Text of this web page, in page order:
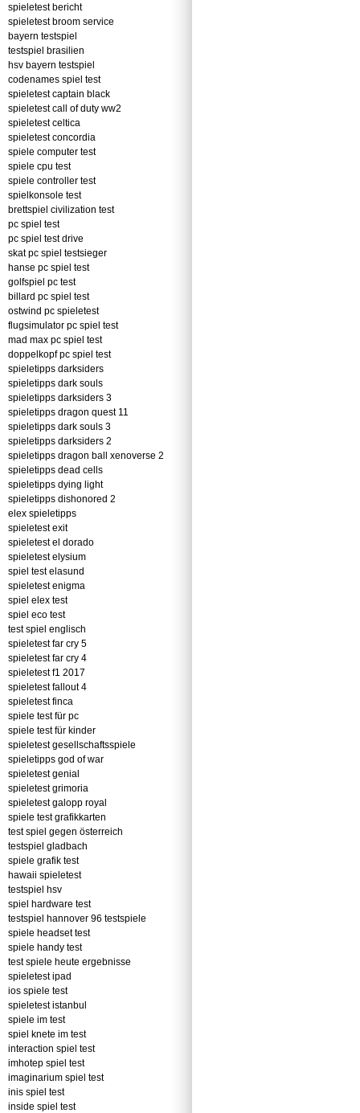
spieletest bericht
spieletest broom service
bayern testspiel
testspiel brasilien
hsv bayern testspiel
codenames spiel test
spieletest captain black
spieletest call of duty ww2
spieletest celtica
spieletest concordia
spiele computer test
spiele cpu test
spiele controller test
spielkonsole test
brettspiel civilization test
pc spiel test
pc spiel test drive
skat pc spiel testsieger
hanse pc spiel test
golfspiel pc test
billard pc spiel test
ostwind pc spieletest
flugsimulator pc spiel test
mad max pc spiel test
doppelkopf pc spiel test
spieletipps darksiders
spieletipps dark souls
spieletipps darksiders 3
spieletipps dragon quest 11
spieletipps dark souls 3
spieletipps darksiders 2
spieletipps dragon ball xenoverse 2
spieletipps dead cells
spieletipps dying light
spieletipps dishonored 2
elex spieletipps
spieletest exit
spieletest el dorado
spieletest elysium
spiel test elasund
spieletest enigma
spiel elex test
spiel eco test
test spiel englisch
spieletest far cry 5
spieletest far cry 4
spieletest f1 2017
spieletest fallout 4
spieletest finca
spiele test für pc
spiele test für kinder
spieletest gesellschaftsspiele
spieletipps god of war
spieletest genial
spieletest grimoria
spieletest galopp royal
spiele test grafikkarten
test spiel gegen österreich
testspiel gladbach
spiele grafik test
hawaii spieletest
testspiel hsv
spiel hardware test
testspiel hannover 96 testspiele
spiele headset test
spiele handy test
test spiele heute ergebnisse
spieletest ipad
ios spiele test
spieletest istanbul
spiele im test
spiel knete im test
interaction spiel test
imhotep spiel test
imaginarium spiel test
inis spiel test
inside spiel test